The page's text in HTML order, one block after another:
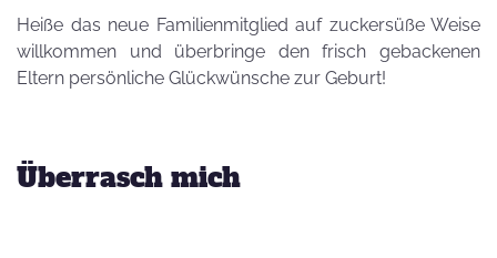
Heiße das neue Familienmitglied auf zuckersüße Weise
willkommen und überbringe den frisch gebackenen
Eltern persönliche Glückwünsche zur Geburt!
Überrasch mich